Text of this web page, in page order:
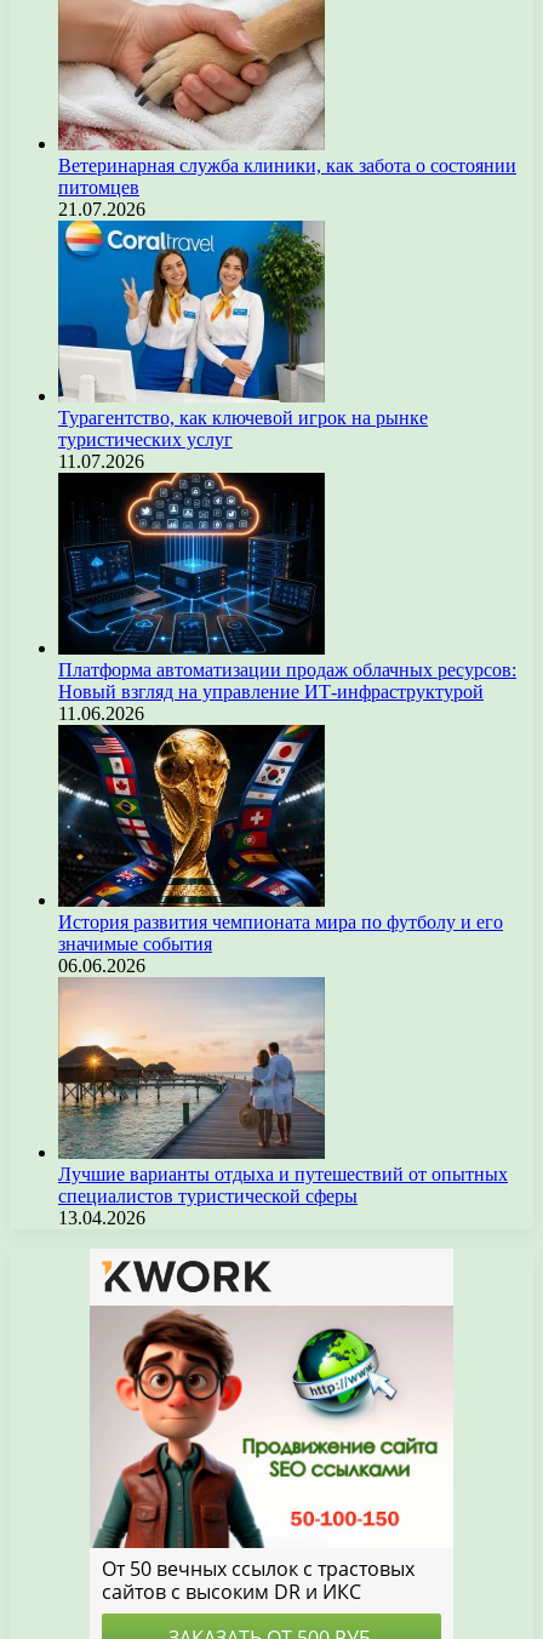
Ветеринарная служба клиники, как забота о состоянии
питомцев
21.07.2026
Турагентство, как ключевой игрок на рынке
туристических услуг
11.07.2026
Платформа автоматизации продаж облачных ресурсов:
Новый взгляд на управление ИТ-инфраструктурой
11.06.2026
История развития чемпионата мира по футболу и его
значимые события
06.06.2026
Лучшие варианты отдыха и путешествий от опытных
специалистов туристической сферы
13.04.2026